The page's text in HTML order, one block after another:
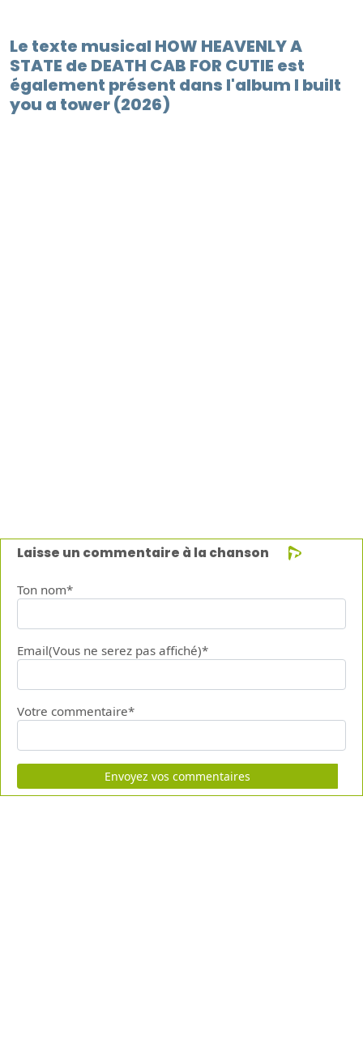
Le texte musical HOW HEAVENLY A
STATE de DEATH CAB FOR CUTIE est
également présent dans l'album I built
you a tower (2026)
Laisse un commentaire à la chanson
Ton nom*
Email(Vous ne serez pas affiché)*
Votre commentaire*
Envoyez vos commentaires